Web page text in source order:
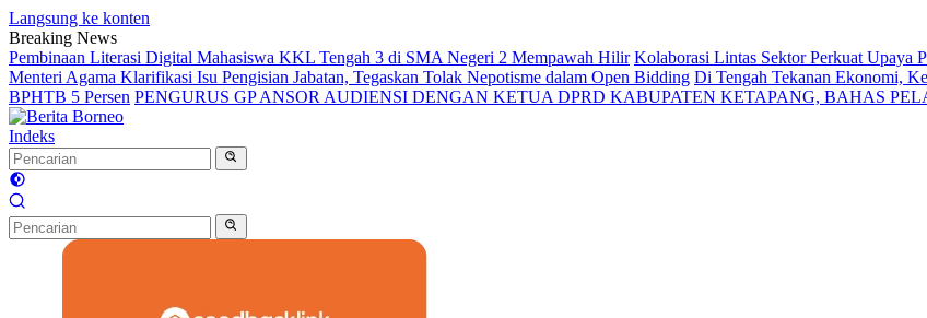
Langsung ke konten
Breaking News
Pembinaan Literasi Digital Mahasiswa KKL Tengah 3 di SMA Negeri 2 Mempawah Hilir Kolaborasi Lintas Sektor Perkuat Upaya
Menteri Agama Klarifikasi Isu Pengisian Jabatan, Tegaskan Tolak Nepotisme dalam Open Bidding Di Tengah Tekanan Ekonomi,
BPHTB 5 Persen PENGURUS GP ANSOR AUDIENSI DENGAN KETUA DPRD KABUPATEN KETAPANG, BAHAS
Indeks